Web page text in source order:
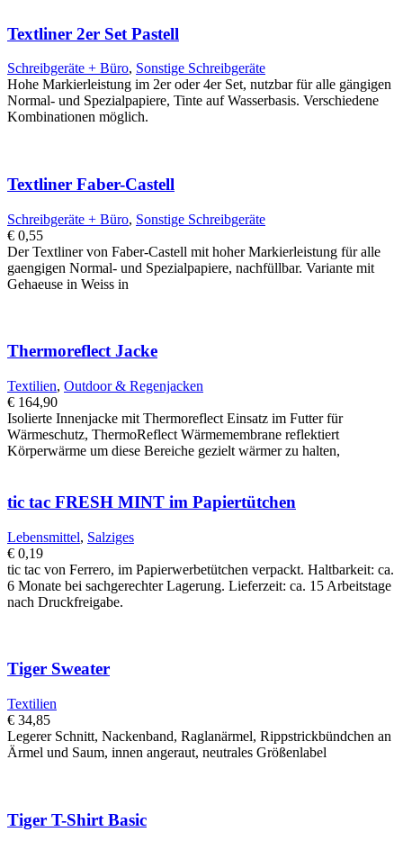
Textliner 2er Set Pastell
Schreibgeräte + Büro, Sonstige Schreibgeräte
Hohe Markierleistung im 2er oder 4er Set, nutzbar für alle gängigen
Normal- und Spezialpapiere, Tinte auf Wasserbasis. Verschiedene
Kombinationen möglich.
Textliner Faber-Castell
Schreibgeräte + Büro, Sonstige Schreibgeräte
€ 0,55
Der Textliner von Faber-Castell mit hoher Markierleistung für alle
gaengigen Normal- und Spezialpapiere, nachfüllbar. Variante mit
Gehaeuse in Weiss in
Thermoreflect Jacke
Textilien, Outdoor & Regenjacken
€ 164,90
Isolierte Innenjacke mit Thermoreflect Einsatz im Futter für
Wärmeschutz, ThermoReflect Wärmemembrane reflektiert
Körperwärme um diese Bereiche gezielt wärmer zu halten,
tic tac FRESH MINT im Papiertütchen
Lebensmittel, Salziges
€ 0,19
tic tac von Ferrero, im Papierwerbetütchen verpackt. Haltbarkeit: ca.
6 Monate bei sachgerechter Lagerung. Lieferzeit: ca. 15 Arbeitstage
nach Druckfreigabe.
Tiger Sweater
Textilien
€ 34,85
Legerer Schnitt, Nackenband, Raglanärmel, Rippstrickbündchen an
Ärmel und Saum, innen angeraut, neutrales Größenlabel
Tiger T-Shirt Basic